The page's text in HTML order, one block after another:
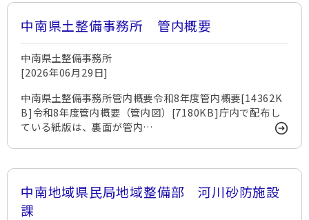
中南県土整備事務所 管内概要
中南県土整備事務所
[2026年06月29日]
中南県土整備事務所管内概要令和8年度管内概要[14362K
B]令和8年度管内概要（管内図）[7180KB]庁内で配布し
ている紙版は、裏面が管内…
中南地域県民局地域整備部 河川砂防施設
課